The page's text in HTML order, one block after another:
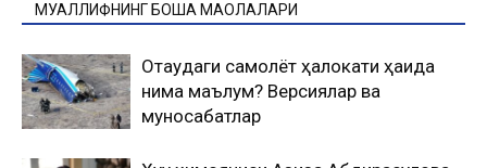
МУАЛЛИФНИНГ БОШҚА МАҚОЛАЛАРИ
Оқтаудаги самолёт ҳалокати ҳақида
нима маълум? Версиялар ва
муносабатлар